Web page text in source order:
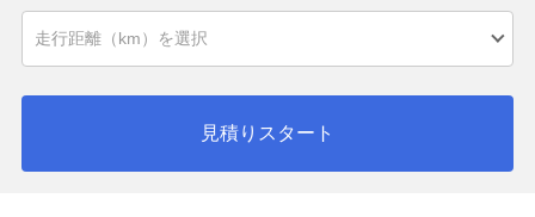
見積りスタート